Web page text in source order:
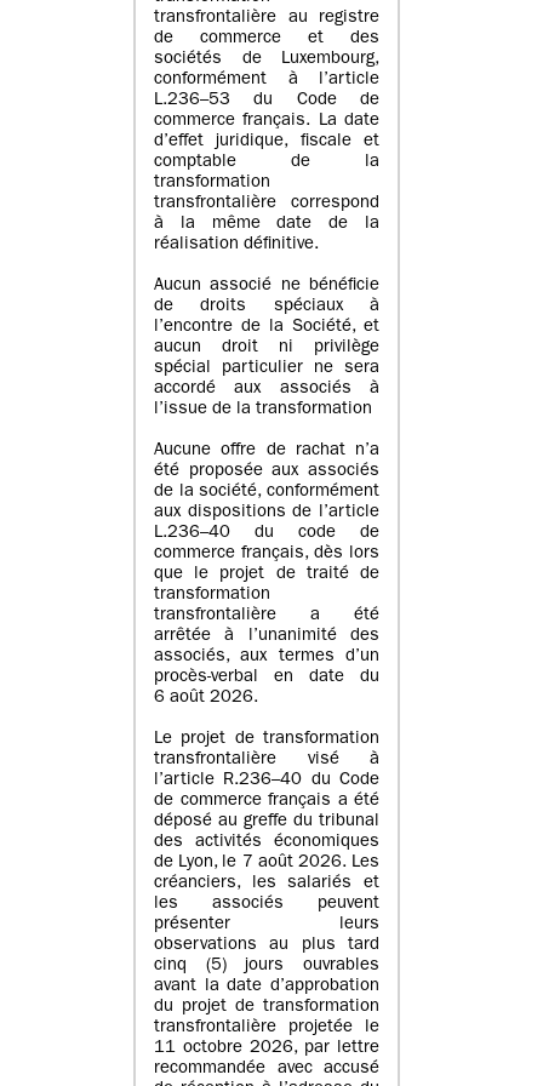
transfrontalière au registre
de commerce et des
sociétés de Luxembourg,
conformément à l’article
L.236–53 du Code de
commerce français. La date
d’effet juridique, fiscale et
comptable de la
transformation
transfrontalière correspond
à la même date de la
réalisation définitive.
Aucun associé ne bénéficie
de droits spéciaux à
l’encontre de la Société, et
aucun droit ni privilège
spécial particulier ne sera
accordé aux associés à
l’issue de la transformation
Aucune offre de rachat n’a
été proposée aux associés
de la société, conformément
aux dispositions de l’article
L.236–40 du code de
commerce français, dès lors
que le projet de traité de
transformation
transfrontalière a été
arrêtée à l’unanimité des
associés, aux termes d’un
procès-verbal en date du
6 août 2026.
Le projet de transformation
transfrontalière visé à
l’article R.236–40 du Code
de commerce français a été
déposé au greffe du tribunal
des activités économiques
de Lyon, le 7 août 2026. Les
créanciers, les salariés et
les associés peuvent
présenter leurs
observations au plus tard
cinq (5) jours ouvrables
avant la date d’approbation
du projet de transformation
transfrontalière projetée le
11 octobre 2026, par lettre
recommandée avec accusé